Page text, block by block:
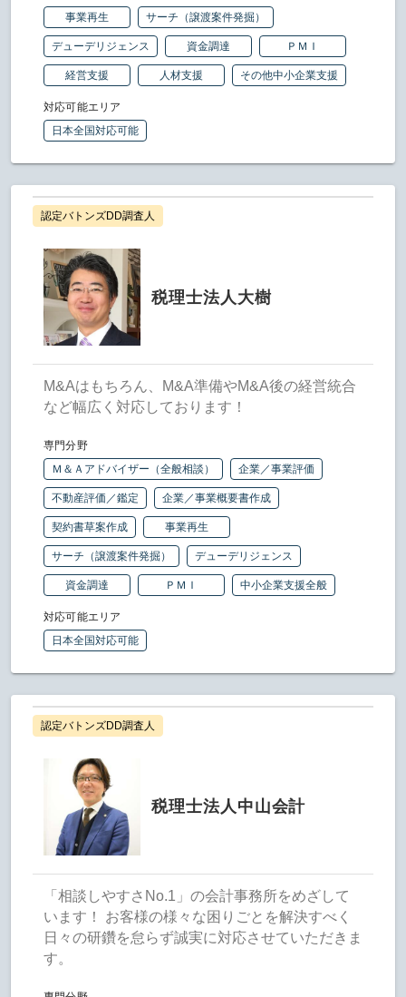
事業再生 サーチ（譲渡案件発掘）
デューデリジェンス 資金調達 ＰＭＩ
経営支援 人材支援 その他中小企業支援
対応可能エリア
日本全国対応可能
認定バトンズDD調査人
税理士法人大樹
M&Aはもちろん、M&A準備やM&A後の経営統合
など幅広く対応しております！
専門分野
Ｍ＆Ａアドバイザー（全般相談）
企業／事業評価
不動産評価／鑑定 企業／事業概要書作成
契約書草案作成 事業再生
サーチ（譲渡案件発掘） デューデリジェンス
資金調達 ＰＭＩ 中小企業支援全般
対応可能エリア
日本全国対応可能
認定バトンズDD調査人
税理士法人中山会計
「相談しやすさNo.1」の会計事務所をめざして
います！ お客様の様々な困りごとを解決すべく
日々の研鑽を怠らず誠実に対応させていただきま
す。